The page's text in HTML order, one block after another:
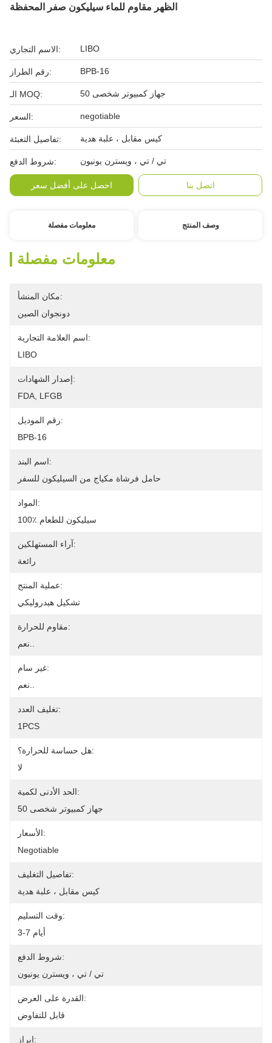
الظهر مقاوم للماء سيليكون صفر المحفظة
الاسم التجاري: LIBO
رقم الطراز: BPB-16
الـ MOQ: 50 جهاز كمبيوتر شخصى
السعر: negotiable
تفاصيل التعبئة: كيس مقابل ، علبة هدية
شروط الدفع: تي / تي ، ويسترن يونيون
احصل على أفضل سعر اتصل بنا
معلومات مفصلة وصف المنتج
معلومات مفصلة
مكان المنشأ:
دونجوان الصين
اسم العلامة التجارية:
LIBO
إصدار الشهادات:
FDA, LFGB
رقم الموديل:
BPB-16
اسم البند:
حامل فرشاة مكياج من السيليكون للسفر
المواد:
100٪ سيليكون للطعام
آراء المستهلكين:
رائعة
عملية المنتج:
تشكيل هيدروليكي
مقاوم للحرارة:
غير سام:
تغليف العدد:
1PCS
هل حساسة للحرارة؟:
لا
الحد الأدنى لكمية:
50 جهاز كمبيوتر شخصى
الأسعار:
Negotiable
تفاصيل التغليف:
كيس مقابل ، علبة هدية
وقت التسليم:
3-7 أيام
شروط الدفع:
تي / تي ، ويسترن يونيون
القدرة على العرض:
قابل للتفاوض
إبراز: